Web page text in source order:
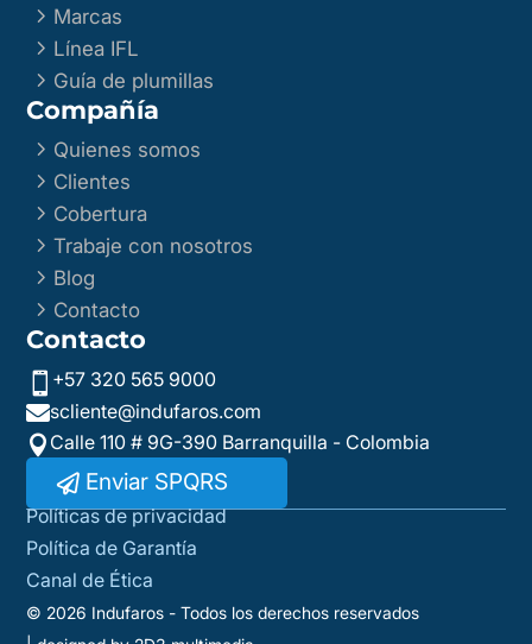
5 Marcas
5 Línea IFL
5 Guía de plumillas
Compañía
5 Quienes somos
5 Clientes
5 Cobertura
5Trabaje con nosotros
5 Blog
5 Contacto
Contacto
 +57 320 565 9000
scliente@indufaros.com
 Calle 110 # 9G-390 Barranquilla - Colombia
Enviar SPQRS
© 2026 Indufaros - Todos los derechos reservados
Políticas de privacidad
Política de Garantía
Canal de Ética